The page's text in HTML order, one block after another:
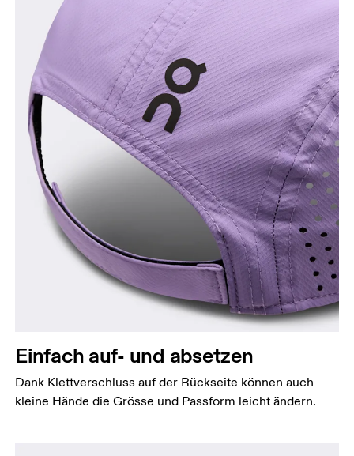
Einfach auf- und absetzen
Dank Klettverschluss auf der Rückseite können auch
kleine Hände die Grösse und Passform leicht ändern.